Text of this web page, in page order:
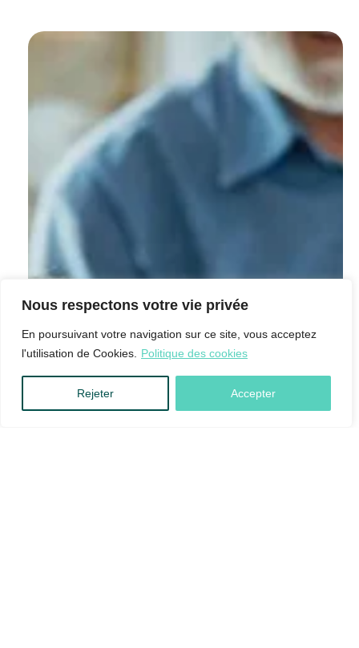
Nous respectons votre vie privée
En poursuivant votre navigation sur ce site, vous acceptez
l'utilisation de Cookies.
Politique des cookies
Rejeter Accepter